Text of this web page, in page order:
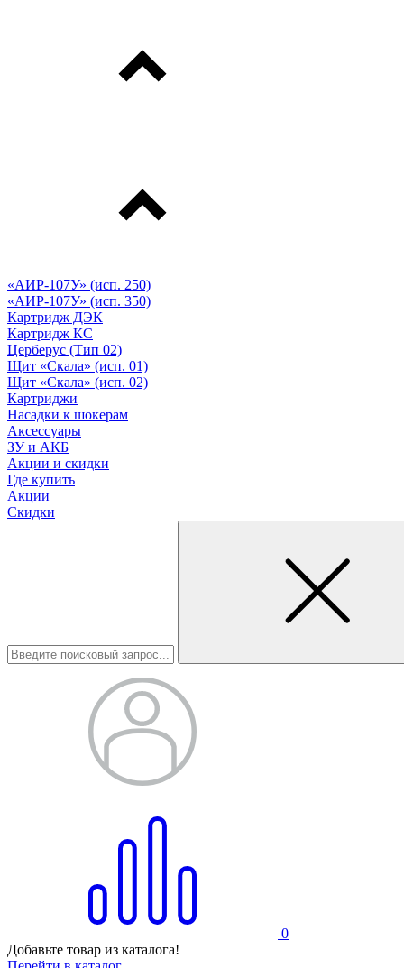
«АИР-107У» (исп. 250)
«АИР-107У» (исп. 350)
Картридж ДЭК
Картридж КС
Церберус (Тип 02)
Щит «Скала» (исп. 01)
Щит «Скала» (исп. 02)
Картриджи
Насадки к шокерам
Аксессуары
ЗУ и АКБ
Акции и скидки
Где купить
Акции
Скидки
0
Добавьте товар из каталога!